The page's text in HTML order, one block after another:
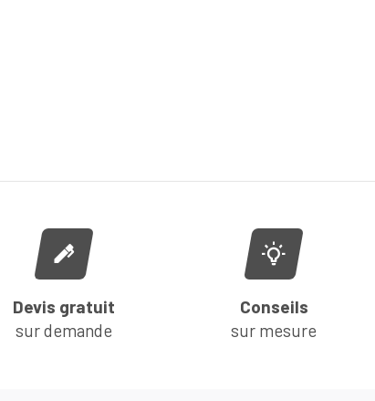
Devis gratuit
sur demande
Conseils
sur mesure